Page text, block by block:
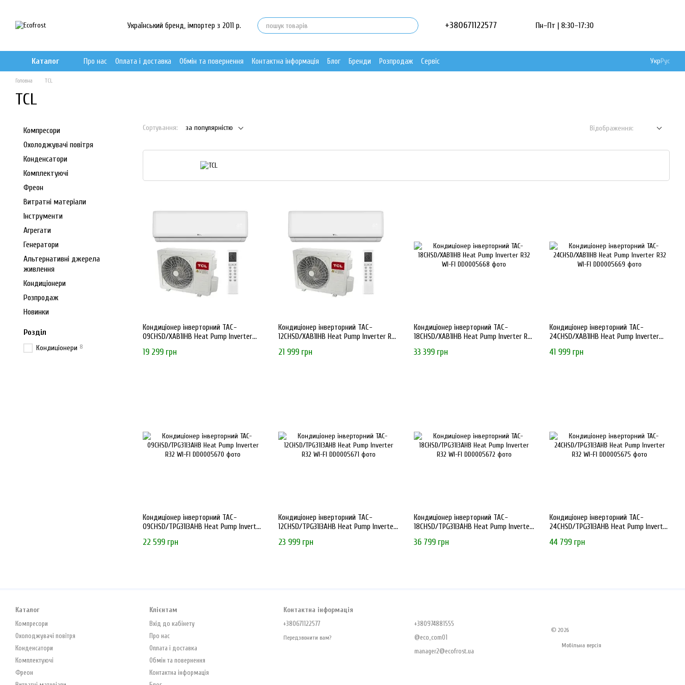
Український бренд, імпортер з 2011 р. +380671122577 Пн–Пт | 8:30–17:30
Каталог Про нас Оплата і доставка Обмін та повернення Контактна інформація Блог Бренди Розпродаж Сервіс УкрРус
Головна TCL
TCL
Сортування: за популярністю Відображення:
Кондиціонер інверторний TAC-
09CHSD/XAB1IHB Heat Pump Inverter
19 299 грн
Кондиціонер інверторний TAC-
12CHSD/XAB1IHB Heat Pump Inverter R32
21 999 грн
Кондиціонер інверторний TAC-
18CHSD/XAB1IHB Heat Pump Inverter R32
33 399 грн
Кондиціонер інверторний TAC-
24CHSD/XAB1IHB Heat Pump Inverter
41 999 грн
Кондиціонер інверторний TAC-
09CHSD/TPG31I3AHB Heat Pump Inverter
22 599 грн
Кондиціонер інверторний TAC-
12CHSD/TPG31I3AHB Heat Pump Inverter
23 999 грн
Кондиціонер інверторний TAC-
18CHSD/TPG31I3AHB Heat Pump Inverter
36 799 грн
Кондиціонер інверторний TAC-
24CHSD/TPG31I3AHB Heat Pump Inverter
44 799 грн
Компресори
Охолоджувачі повітря
Конденсатори
Комплектуючі
Фреон
Витратні матеріали
Інструменти
Агрегати
Генератори
Альтернативні джерела
живлення
Кондиціонери
Розпродаж
Новинки
Розділ
Кондиціонери 8
Каталог
Компресори
Охолоджувачі повітря
Конденсатори
Комплектуючі
Фреон
Клієнтам
Вхід до кабінету
Про нас
Оплата і доставка
Обмін та повернення
Контактна інформація
Контактна інформація
+380671122577
Передзвонити вам?
+380974881555
@eco_com01
manager2@ecofrost.ua
© 2026
Мобільна версія